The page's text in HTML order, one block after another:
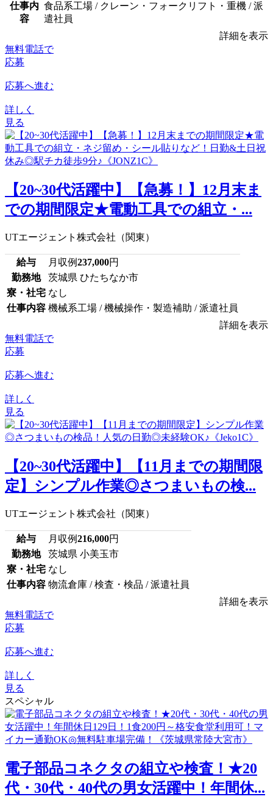
仕事内
容
食品系工場 / クレーン・フォークリフト・重機 / 派
遣社員
詳細を表示
無料電話で
応募
応募へ進む
詳しく
見る
【20~30代活躍中】【急募！】12月末ま
での期間限定★電動工具での組立・...
UTエージェント株式会社（関東）
給与 月収例237,000円
勤務地
茨城県 ひたちなか市
寮・社宅 なし
仕事内容 機械系工場 / 機械操作・製造補助 / 派遣社員
詳細を表示
無料電話で
応募
応募へ進む
詳しく
見る
【20~30代活躍中】【11月までの期間限
定】シンプル作業◎さつまいもの検...
UTエージェント株式会社（関東）
給与 月収例216,000円
勤務地
茨城県 小美玉市
寮・社宅 なし
仕事内容 物流倉庫 / 検査・検品 / 派遣社員
詳細を表示
無料電話で
応募
応募へ進む
詳しく
見る
スペシャル
電子部品コネクタの組立や検査！★20
代・30代・40代の男女活躍中！年間休...